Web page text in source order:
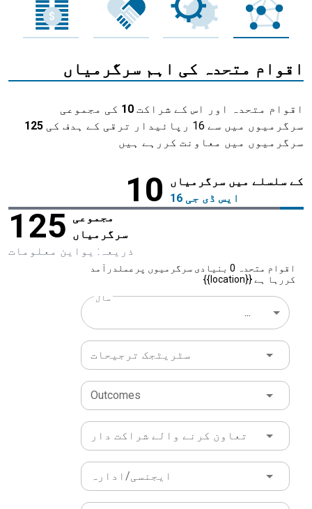
اقوام متحدہ کی اہم سرگرمیاں
اقوام متحدہ اور اس کے شراکت 10 کی مجموعی
سرگرمیوں میں سے 16 رپائیدار ترقی کے ہدف کی
125
سرگرمیوں میں معاونت کررہے ہیں
کے سلسلے میں سرگرمیاں
ایس ڈی جی 16
10
مجموعی
سرگرمیاں 125
ذریعہ: یواین معلومات
اقوام متحدہ 0 بنیادی سرگرمیوں پرعملدرآمد
کررہا ہے {{location}}
سال
...
سٹریٹجک ترجیحات
Outcomes
تعاون کرنے والے شراکت دار
ایجنسی/ادارہ